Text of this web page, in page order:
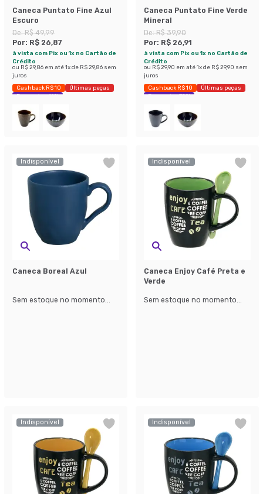
Caneca Puntato Fine Azul
Escuro
De:R$ 49,99
Por: R$ 26,87
à vista com Pix ou 1x no Cartão de
Crédito
ou R$ 29,86 em até1x de R$ 29,86 sem
juros
Cashback R$ 10
Últimas peças
Economize 46%
Caneca Puntato Fine Verde
Mineral
De:R$ 39,90
Por: R$ 26,91
à vista com Pix ou 1x no Cartão de
Crédito
ou R$ 29,90 em até1x de R$ 29,90 sem
juros
Cashback R$ 10
Últimas peças
Economize 32%
Indisponível
Caneca Boreal Azul
Sem estoque no momento...
Indisponível
Caneca Enjoy Café Preta e
Verde
Sem estoque no momento...
Indisponível Indisponível